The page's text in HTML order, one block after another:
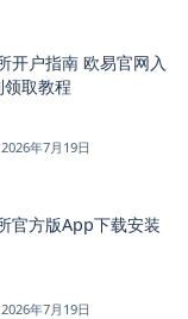
开户指南 欧易官网入
取教程
2026年7月19日
官方版App下载安装
2026年7月19日